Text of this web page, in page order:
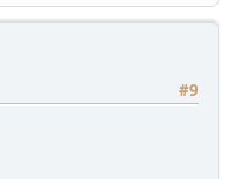
#9